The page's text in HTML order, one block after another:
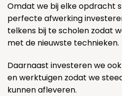
Omdat we bij elke opdracht
perfecte afwerking
telkens bij te scholen zodat
met de nieuwste technieken.
Daarnaast investeren we
en werktuigen zodat we
kunnen afleveren.